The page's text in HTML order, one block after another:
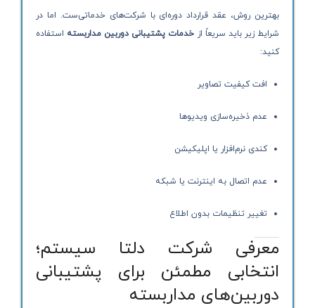
بهترین روش، عقد قرارداد دوره‌ای با شرکت‌های خدماتی‌ست. اما در
شرایط زیر باید سریعاً از خدمات پشتیبانی دوربین مداربسته استفاده
کنید:
افت کیفیت تصاویر
عدم ذخیره‌سازی ویدیوها
کندی نرم‌افزار یا اپلیکیشن
عدم اتصال به اینترنت یا شبکه
تغییر تنظیمات بدون اطلاع
معرفی شرکت دلتا سیستم؛
انتخابی مطمئن برای پشتیبانی
دوربین‌های مداربسته